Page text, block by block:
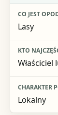
Lasy
Właściciel
Lokalny